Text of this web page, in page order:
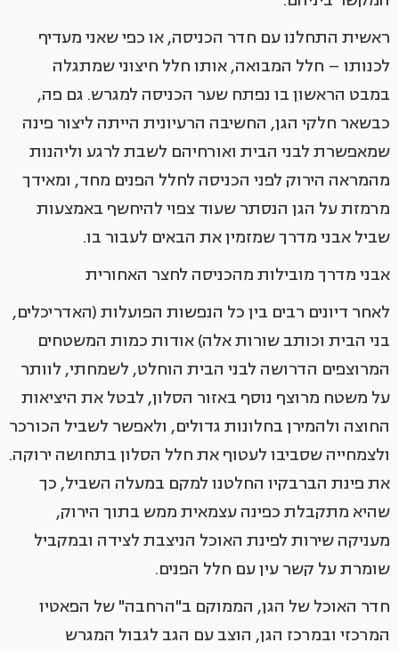
ראשית התחלנו עם חדר הכניסה, או כפי שאני מעדיף
לכנותו – חלל המבואה, אותו חלל חיצוני שמתגלה
במבט הראשון בו נפתח שער הכניסה למגרש. גם פה,
כבשאר חלקי הגן, החשיבה הרעיונית הייתה ליצור פינה
שמאפשרת לבני הבית ואורחיהם לשבת לרגע וליהנות
מהמראה הירוק לפני הכניסה לחלל הפנים מחד, ומאידך
מרמזת על הגן הנסתר שעוד צפוי להיחשף באמצעות
שביל אבני מדרך שמזמין את הבאים לעבור בו.
אבני מדרך מובילות מהכניסה לחצר האחורית
לאחר דיונים רבים בין כל הנפשות הפועלות (האדריכלים,
בני הבית וכותב שורות אלה) אודות כמות המשטחים
המרוצפים הדרושה לבני הבית הוחלט, לשמחתי, לוותר
על משטח מרוצף נוסף באזור הסלון, לבטל את היציאות
החוצה ולהמירן בחלונות גדולים, ולאפשר לשביל הכורכר
ולצמחייה שסביבו לעטוף את חלל הסלון בתחושה ירוקה.
את פינת הברבקיו החלטנו למקם במעלה השביל, כך
שהיא מתקבלת כפינה עצמאית ממש בתוך הירוק,
מעניקה שירות לפינת האוכל הניצבת לצידה ובמקביל
שומרת על קשר עין עם חלל הפנים.
חדר האוכל של הגן, הממוקם ב"הרחבה" של הפאטיו
המרכזי ובמרכז הגן, הוצב עם הגב לגבול המגרש